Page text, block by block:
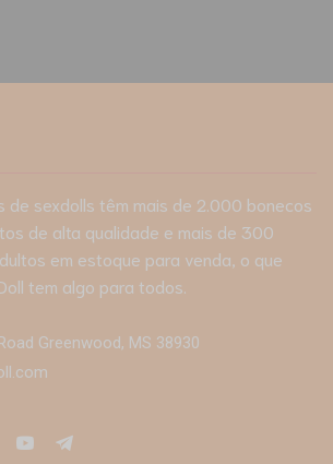
de sexdolls têm mais de 2.000 bonecos
de alta qualidade e mais de 300
em estoque para venda, o que
tem algo para todos.
Greenwood, MS 38930